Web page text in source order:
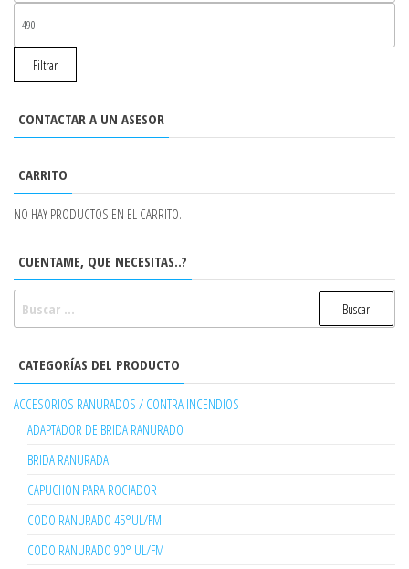
Filtrar
CONTACTAR A UN ASESOR
CARRITO
NO HAY PRODUCTOS EN EL CARRITO.
CUENTAME, QUE NECESITAS..?
CATEGORÍAS DEL PRODUCTO
ACCESORIOS RANURADOS / CONTRA INCENDIOS
ADAPTADOR DE BRIDA RANURADO
BRIDA RANURADA
CAPUCHON PARA ROCIADOR
CODO RANURADO 45°UL/FM
CODO RANURADO 90° UL/FM